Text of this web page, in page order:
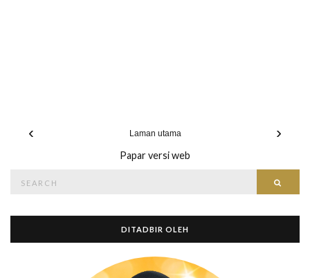
‹ ›
Laman utama
Papar versi web
for:
DITADBIR OLEH